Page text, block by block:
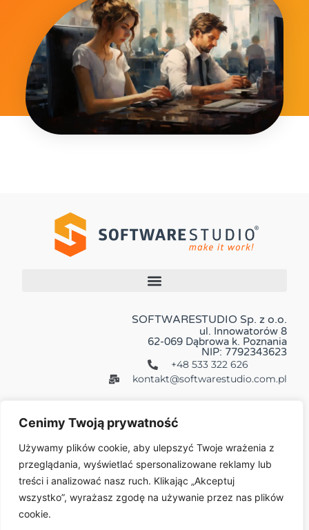
Cenimy Twoją prywatność
Używamy plików cookie, aby ulepszyć Twoje wrażenia z
przeglądania, wyświetlać spersonalizowane reklamy lub
treści i analizować nasz ruch. Klikając „Akceptuj
wszystko”, wyrażasz zgodę na używanie przez nas plików
cookie.
SOFTWARESTUDIO Sp. z o.o.
ul. Innowatorów 8
62-069 Dąbrowa k. Poznania
NIP: 7792343623
+48 533 322 626
kontakt@softwarestudio.com.pl
Więcej: